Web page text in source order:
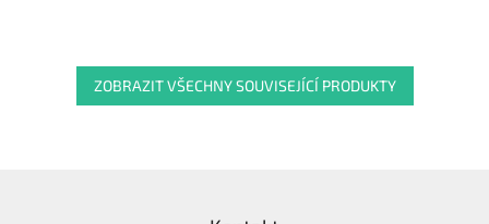
ZOBRAZIT VŠECHNY SOUVISEJÍCÍ PRODUKTY